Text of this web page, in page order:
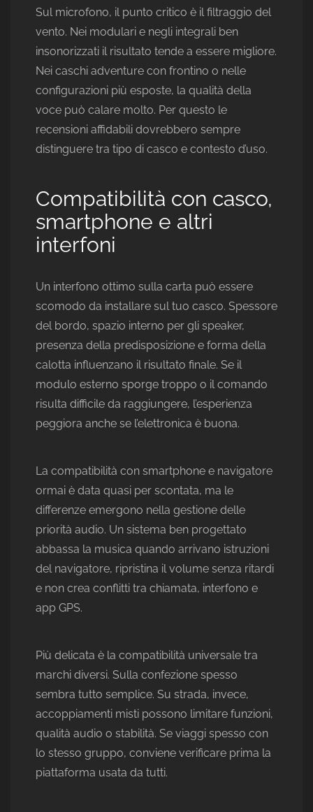
Sul microfono, il punto critico è il filtraggio del
vento. Nei modulari e negli integrali ben
insonorizzati il risultato tende a essere migliore.
Nei caschi adventure con frontino o nelle
configurazioni più esposte, la qualità della
voce può calare molto. Per questo le
recensioni affidabili dovrebbero sempre
distinguere tra tipo di casco e contesto d’uso.
Compatibilità con casco,
smartphone e altri
interfoni
Un interfono ottimo sulla carta può essere
scomodo da installare sul tuo casco. Spessore
del bordo, spazio interno per gli speaker,
presenza della predisposizione e forma della
calotta influenzano il risultato finale. Se il
modulo esterno sporge troppo o il comando
risulta difficile da raggiungere, l’esperienza
peggiora anche se l’elettronica è buona.
La compatibilità con smartphone e navigatore
ormai è data quasi per scontata, ma le
differenze emergono nella gestione delle
priorità audio. Un sistema ben progettato
abbassa la musica quando arrivano istruzioni
del navigatore, ripristina il volume senza ritardi
e non crea conflitti tra chiamata, interfono e
app GPS.
Più delicata è la compatibilità universale tra
marchi diversi. Sulla confezione spesso
sembra tutto semplice. Su strada, invece,
accoppiamenti misti possono limitare funzioni,
qualità audio o stabilità. Se viaggi spesso con
lo stesso gruppo, conviene verificare prima la
piattaforma usata da tutti.